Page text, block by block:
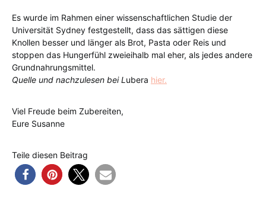
Es wurde im Rahmen einer wissenschaftlichen Studie der
Universität Sydney festgestellt, dass das sättigen diese
Knollen besser und länger als Brot, Pasta oder Reis und
stoppen das Hungerfühl zweieihalb mal eher, als jedes andere
Grundnahrungsmittel.
Quelle und nachzulesen bei L ubera hier.
Viel Freude beim Zubereiten,
Eure Susanne
Teile diesen Beitrag